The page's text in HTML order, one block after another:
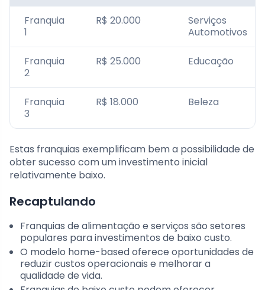
Franquia
1
R$ 20.000
Serviços
Automotivos
Franquia
2
R$ 25.000 Educação
Franquia
3
R$ 18.000 Beleza
Estas franquias exemplificam bem a possibilidade de
obter sucesso com um investimento inicial
relativamente baixo.
Recaptulando
Franquias de alimentação e serviços são setores
populares para investimentos de baixo custo.
O modelo home-based oferece oportunidades de
reduzir custos operacionais e melhorar a
qualidade de vida.